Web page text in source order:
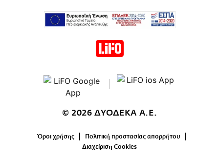
© 2026 ΔΥΟΔΕΚΑ Α.Ε.
Όροι χρήσης
Πολιτική προστασίας απορρήτου
Διαχείριση Cookies